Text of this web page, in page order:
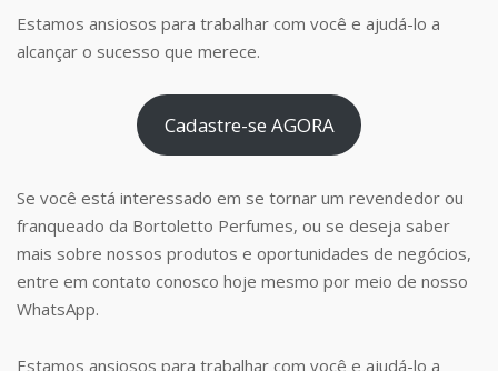
Estamos ansiosos para trabalhar com você e ajudá-lo a
alcançar o sucesso que merece.
Cadastre-se AGORA
Se você está interessado em se tornar um revendedor ou
franqueado da Bortoletto Perfumes, ou se deseja saber
mais sobre nossos produtos e oportunidades de negócios,
entre em contato conosco hoje mesmo por meio de nosso
WhatsApp.
Estamos ansiosos para trabalhar com você e ajudá-lo a